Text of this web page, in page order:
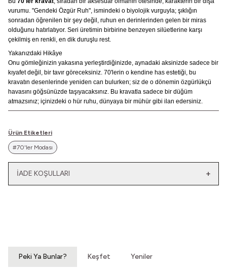
vurumu. "Gendeki Özgür Ruh", ismindeki o biyolojik vurguyla; şıklığın
sonradan öğrenilen bir şey değil, ruhun en derinlerinden gelen bir miras
olduğunu hatırlatıyor. Seri üretimin birbirine benzeyen silüetlerine karşı
çekilmiş en renkli, en dik duruşlu rest.
Yakanızdaki Hikâye
Onu gömleğinizin yakasına yerleştirdiğinizde, aynadaki aksinizde sadece bir
kıyafet değil, bir tavır göreceksiniz. 70'lerin o kendine has estetiği, bu
kravatın desenlerinde yeniden can bulurken; siz de o dönemin özgürlükçü
havasını göğsünüzde taşıyacaksınız. Bu kravatla sadece bir düğüm
atmazsınız; içinizdeki o hür ruhu, dünyaya bir mühür gibi ilan edersiniz.
Ürün Etiketleri
#70'ler Modası
İADE KOŞULLARI
Peki Ya Bunlar? Keşfet Yeniler